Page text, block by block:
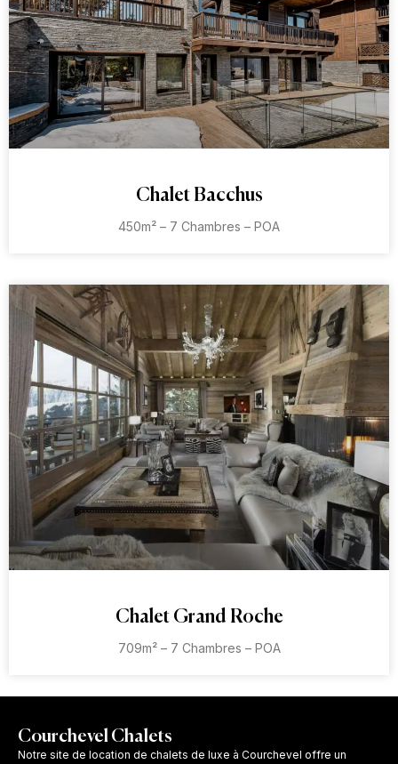
Chalet Bacchus
450m² – 7 Chambres – POA
Chalet Grand Roche
709m² – 7 Chambres – POA
Courchevel Chalets
Notre site de location de chalets de luxe à Courchevel offre un